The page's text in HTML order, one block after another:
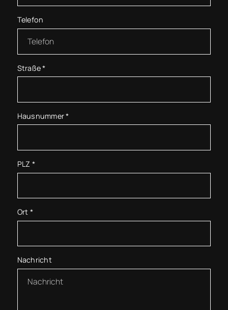
Telefon
Straße*
Hausnummer*
PLZ *
Ort *
Nachricht